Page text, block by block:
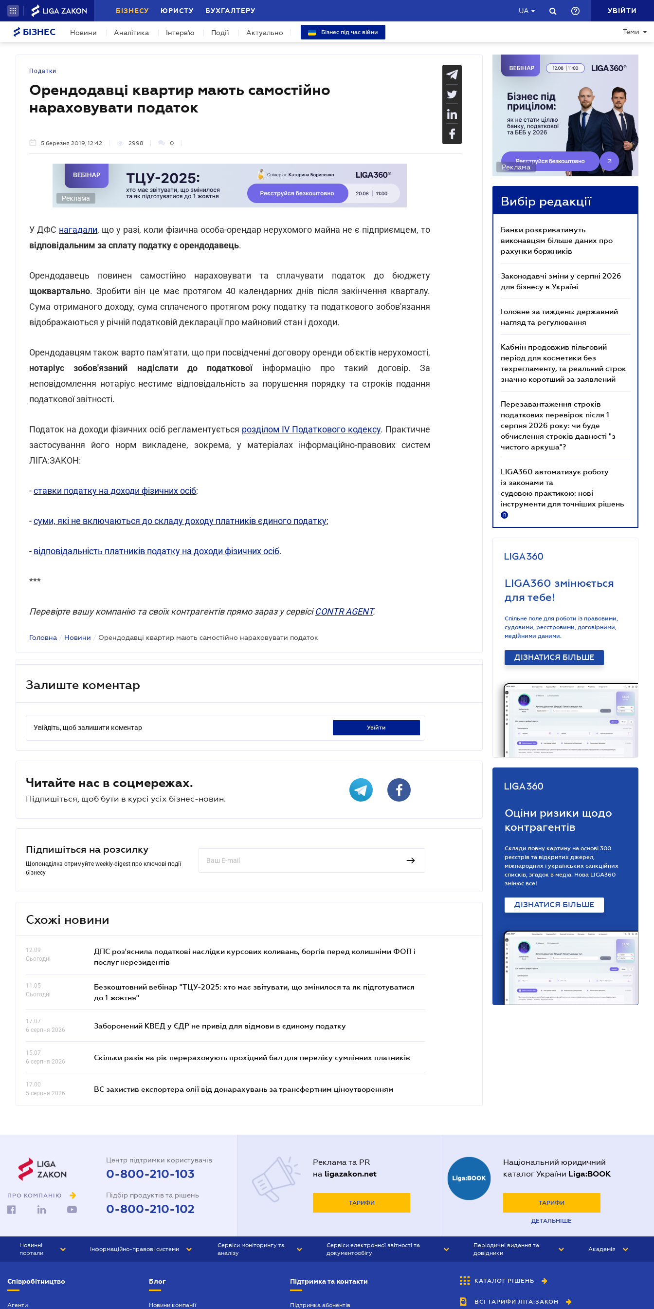
БІЗНЕСУ ЮРИСТУ БУХГАЛТЕРУ UA УВІЙТИ
БІЗНЕС Новини Аналітика Інтерв'ю Події Актуально Бізнес під час війни Теми
Податки
Орендодавці квартир мають самостійно
нараховувати податок
5 березня 2019, 12:42 2998 0
Реклама
У ДФС нагадали, що у разі, коли фізична особа-орендар нерухомого майна не є підприємцем, то
відповідальним за сплату податку є орендодавець.
Орендодавець повинен самостійно нараховувати та сплачувати податок до бюджету
щоквартально. Зробити він це має протягом 40 календарних днів після закінчення кварталу.
Сума отриманого доходу, сума сплаченого протягом року податку та податкового зобов'язання
відображаються у річній податковій декларації про майновий стан і доходи.
Орендодавцям також варто пам'ятати, що при посвідченні договору оренди об'єктів нерухомості,
нотаріус зобов'язаний надіслати до податковоїінформацію про такий договір. За
неповідомлення нотаріус нестиме відповідальність за порушення порядку та строків подання
податкової звітності.
Податок на доходи фізичних осіб регламентується розділом IV Податкового кодексу. Практичне
застосування його норм викладене, зокрема, у матеріалах інформаційно-правових систем
ЛІГА:ЗАКОН:
-ставки податку на доходи фізичних осіб;
-суми, які не включаються до складу доходу платників єдиного податку;
- відповідальність платників податку на доходи фізичних осіб.
***
Перевірте вашу компанію та своїх контрагентів прямо зараз у сервісіCONTR AGENT.
Головна / Новини / Орендодавці квартир мають самостійно нараховувати податок
Залиште коментар
Увійдіть, щоб залишити коментар увійти
Читайте нас в соцмережах.
Підпишіться, щоб бути в курсі усіх бізнес-новин.
Підпишіться на розсилку
Щопонеділка отримуйте weekly-digest про ключові події
бізнесу
Схожі новини
12.09
Сьогодні
ДПС роз'яснила податкові наслідки курсових коливань, боргів перед колишніми ФОП і
послуг нерезидентів
11.05
Сьогодні
Безкоштовний вебінар "ТЦУ-2025: хто має звітувати, що змінилося та як підготуватися
до 1 жовтня"
17.07
6 серпня 2026
Заборонений КВЕД у ЄДР не привід для відмови в єдиному податку
15.07
6 серпня 2026
Скільки разів на рік перераховують прохідний бал для переліку сумлінних платників
17.00
5 серпня 2026
ВС захистив експортера олії від донарахувань за трансфертним ціноутворенням
Реклама
Вибір редакції
Банки розкриватимуть
виконавцям більше даних про
рахунки боржників
Законодавчі зміни у серпні 2026
для бізнесу в Україні
Головне за тиждень: державний
нагляд та регулювання
Кабмін продовжив пільговий
період для косметики без
техрегламенту, та реальний строк
значно коротший за заявлений
Перезавантаження строків
податкових перевірок після 1
серпня 2026 року: чи буде
обчислення строків давності "з
чистого аркуша"?
LIGA360 автоматизує роботу
із законами та
судовою практикою: нові
інструменти для точніших рішень
R
LIGA360 змінюється
для тебе!
Спільне поле для роботи із правовими,
судовими, реєстровими, договірними,
медійними даними.
ДІЗНАТИСЯ БІЛЬШЕ
Оціни ризики щодо
контрагентів
Склади повну картину на основі 300
реєстрів та відкритих джерел,
міжнародних і українських санкційних
списків, згадок в медіа. Нова LIGA360
змінює все!
ДІЗНАТИСЯ БІЛЬШЕ
ПРО КОМПАНІЮ
Центр підтримки користувачів
0-800-210-103
Підбір продуктів та рішень
0-800-210-102
Реклама та PR
на ligazakon.net
ТАРИФИ
Національний юридичний
каталог України Liga:BOOK
ТАРИФИ
ДЕТАЛЬНІШЕ
Новинні
портали
БІЗНЕС
Інформаційно-правові системи
Сервіси моніторингу та
аналізу
Сервіси електронної звітності та
документообігу
Періодичні видання та
довідники
БУХГАЛТЕР&ЗАКОН
ВІСНИК МСФЗ
Академія
Співробітництво
Агенти
Блог
Новини компанії
Підтримка та контакти
Підтримка абонентів
КАТАЛОГ РІШЕНЬ
ВСІ ТАРИФИ ЛІГА:ЗАКОН